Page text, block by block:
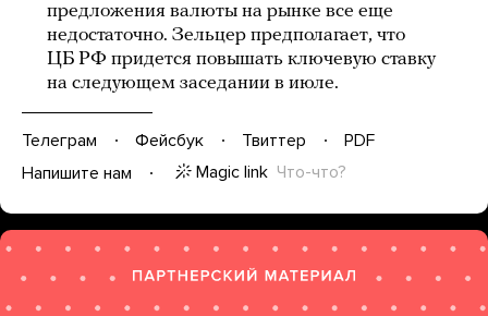
предложения валюты на рынке все еще
недостаточно. Зельцер предполагает, что
ЦБ РФ придется повышать ключевую ставку
на следующем заседании в июле.
Телеграм Фейсбук Твиттер
PDF
Напишите нам
Magic link Что-что?